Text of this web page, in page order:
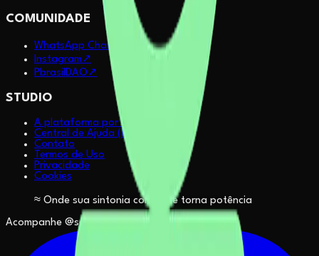
COMUNIDADE
WhatsApp Channel
Instagram ↗
PbrasilDAO ↗
STUDIO
A plataforma por dentro
Central de Ajuda (FAQ)
Contato
Termos de Uso
Privacidade
Cookies
≈ Onde sua sintonia com IA se torna potência
Acompanhe @sapiensinteticos